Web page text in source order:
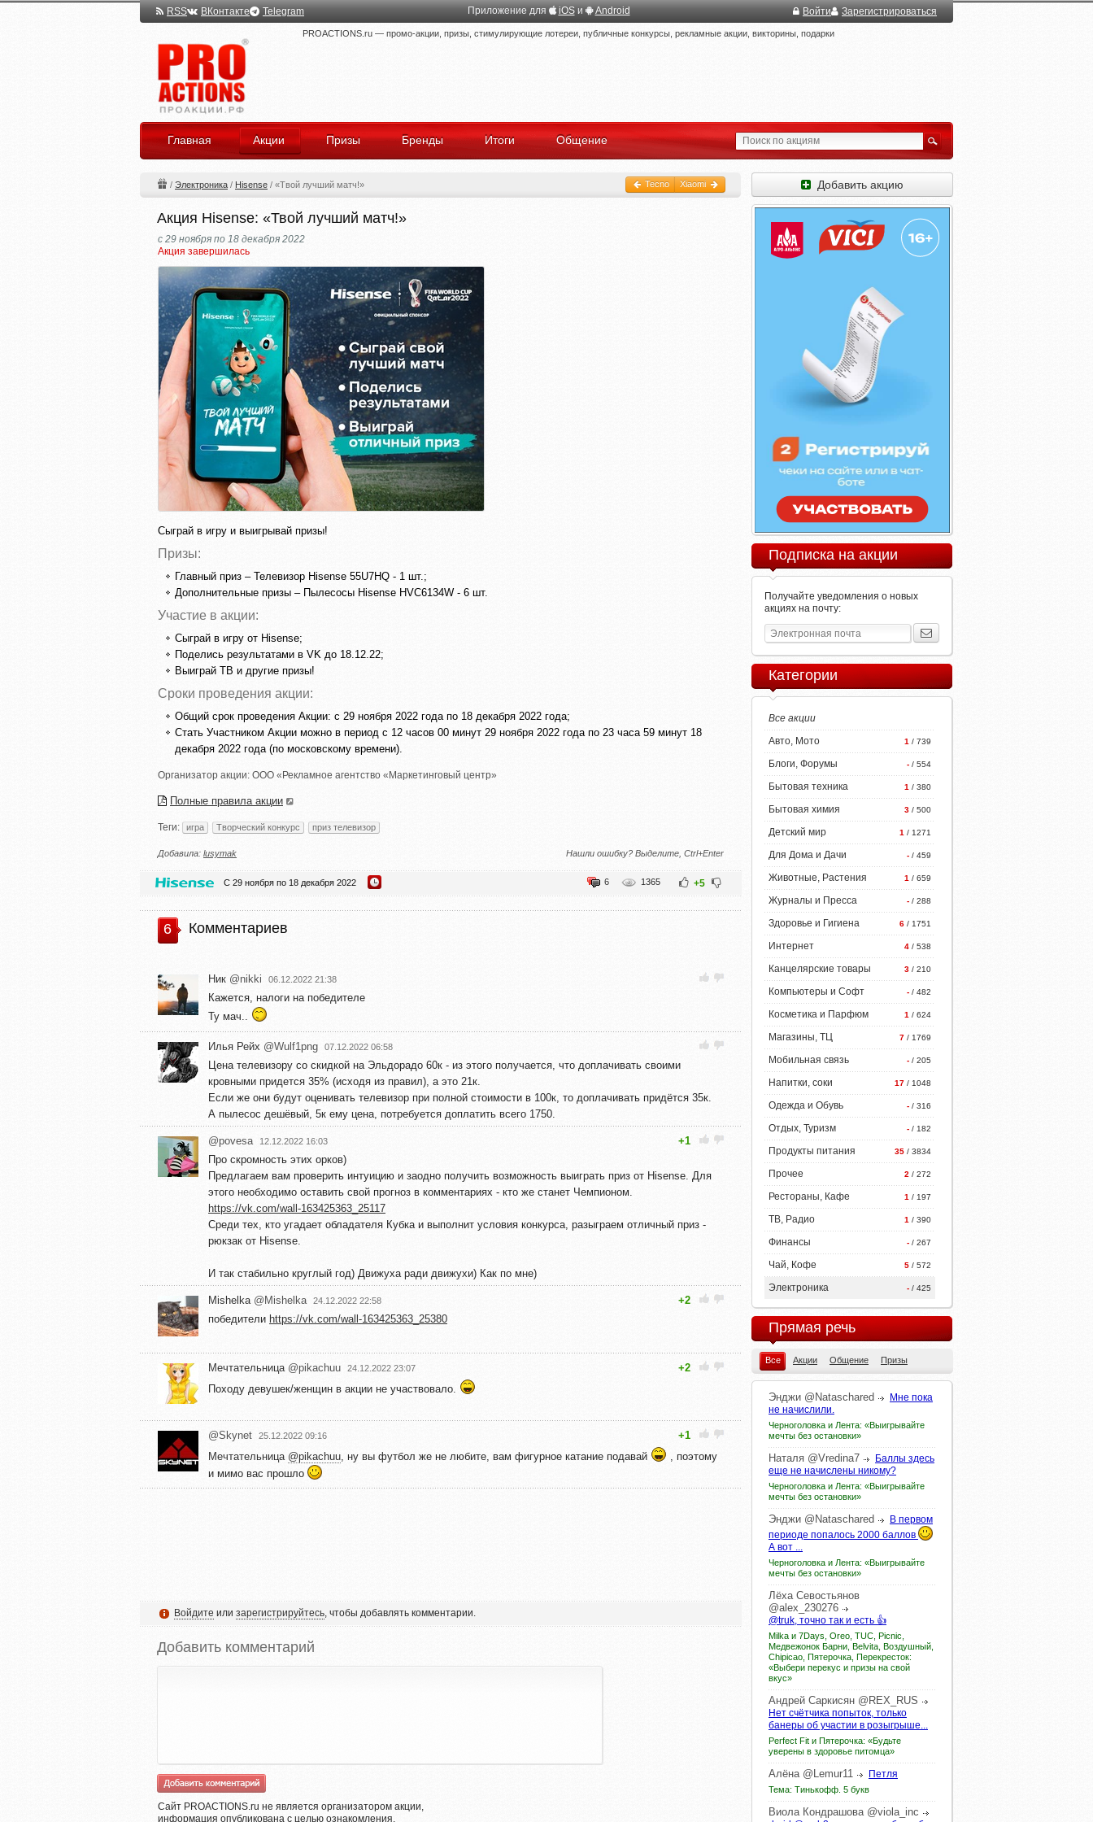
RSS ВКонтакте Telegram Приложение для iOSи Android Войти Зарегистрироваться
PROACTIONS.ru — промо-акции, призы, стимулирующие лотереи, публичные конкурсы, рекламные акции, викторины, подарки
Главная Акции Призы Бренды Итоги Общение
Tecno Xiaomi
/ Электроника / Hisense / «Твой лучший матч!»
Акция Hisense: «Твой лучший матч!»
с 29 ноября по 18 декабря 2022
Акция завершилась
Сыграй в игру и выигрывай призы!
Призы:
Главный приз – Телевизор Hisense 55U7HQ - 1 шт.;
Дополнительные призы – Пылесосы Hisense HVC6134W - 6 шт.
Участие в акции:
Сыграй в игру от Hisense;
Поделись результатами в VK до 18.12.22;
Выиграй ТВ и другие призы!
Сроки проведения акции:
Общий срок проведения Акции: с 29 ноября 2022 года по 18 декабря 2022 года;
Стать Участником Акции можно в период с 12 часов 00 минут 29 ноября 2022 года по 23 часа 59 минут 18
декабря 2022 года (по московскому времени).
Организатор акции: ООО «Рекламное агентство «Маркетинговый центр»
Полные правила акции
Теги: игра Творческий конкурс приз телевизор
Добавила: lusymak Нашли ошибку? Выделите, Ctrl+Enter
С 29 ноября по 18 декабря 2022 +5
1365
6
6 Комментариев
Ник @nikki 06.12.2022 21:38
Кажется, налоги на победителе
Ту мач..
Илья Рейх @Wulf1png 07.12.2022 06:58
Цена телевизору со скидкой на Эльдорадо 60к - из этого получается, что доплачивать своими
кровными придется 35% (исходя из правил), а это 21к.
Если же они будут оценивать телевизор при полной стоимости в 100к, то доплачивать придётся 35к.
А пылесос дешёвый, 5к ему цена, потребуется доплатить всего 1750.
@povesa 12.12.2022 16:03
+1
Про скромность этих орков)
Предлагаем вам проверить интуицию и заодно получить возможность выиграть приз от Hisense. Для
этого необходимо оставить свой прогноз в комментариях - кто же станет Чемпионом.
https://vk.com/wall-163425363_25117
Среди тех, кто угадает обладателя Кубка и выполнит условия конкурса, разыграем отличный приз -
рюкзак от Hisense.
И так стабильно круглый год) Движуха ради движухи) Как по мне)
Mishelka @Mishelka 24.12.2022 22:58
+2
победители https://vk.com/wall-163425363_25380
Мечтательница @pikachuu 24.12.2022 23:07
+2
Походу девушек/женщин в акции не участвовало.
@Skynet 25.12.2022 09:16
+1
Мечтательница @pikachuu, ну вы футбол же не любите, вам фигурное катание подавай
, поэтому
и мимо вас прошло
Войдите или зарегистрируйтесь, чтобы добавлять комментарии.
Добавить комментарий
Сайт PROACTIONS.ru не является организатором акции,
информация опубликована с целью ознакомления.
Добавить акцию
Подписка на акции
Получайте уведомления о новых
акциях на почту:
Категории
Все акции
1 / 739
Авто, Мото
- / 554
Блоги, Форумы
1 / 380
Бытовая техника
3 / 500
Бытовая химия
1 / 1271
Детский мир
- / 459
Для Дома и Дачи
1 / 659
Животные, Растения
- / 288
Журналы и Пресса
6 / 1751
Здоровье и Гигиена
4 / 538
Интернет
3 / 210
Канцелярские товары
- / 482
Компьютеры и Софт
1 / 624
Косметика и Парфюм
7 / 1769
Магазины, ТЦ
- / 205
Мобильная связь
17 / 1048
Напитки, соки
- / 316
Одежда и Обувь
- / 182
Отдых, Туризм
35 / 3834
Продукты питания
2 / 272
Прочее
1 / 197
Рестораны, Кафе
1 / 390
ТВ, Радио
- / 267
Финансы
5 / 572
Чай, Кофе
- / 425
Электроника
Прямая речь
Все Акции Общение Призы
Энджи @Nataschared
Мне пока
не начислили.
Черноголовка и Лента: «Выигрывайте
мечты без остановки»
Наталя @Vredina7
Баллы здесь
еще не начислены никому?
Черноголовка и Лента: «Выигрывайте
мечты без остановки»
Энджи @Nataschared
В первом
периоде попалось 2000 баллов
А вот ...
Черноголовка и Лента: «Выигрывайте
мечты без остановки»
Лёха Севостьянов
@alex_230276
@truk, точно так и есть 👍
Milka и 7Days, Oreo, TUC, Picnic,
Медвежонок Барни, Belvita, Воздушный,
Chipicao, Пятерочка, Перекресток:
«Выбери перекус и призы на свой
вкус»
Андрей Саркисян @REX_RUS
Нет счётчика попыток, только
банеры об участии в розыгрыше...
Perfect Fit и Пятерочка: «Будьте
уверены в здоровье питомца»
Алёна @Lemur11 Петля
Тема: Тинькофф. 5 букв
Виола Кондрашова @viola_inc